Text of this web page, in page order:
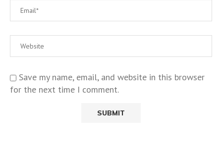
Save my name, email, and website in this browser
for the next time I comment.